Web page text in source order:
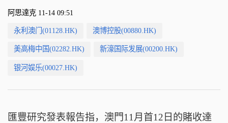
阿思達克 11-14 09:51
永利澳门(01128.HK) 澳博控股(00880.HK)
美高梅中国(02282.HK) 新濠国际发展(00200.HK)
银河娱乐(00027.HK)
匯豐研究發表報告指，澳門11月首12日的賭收達